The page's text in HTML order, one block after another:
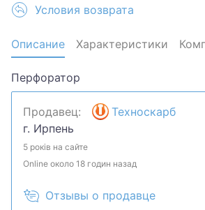
Условия возврата
Описание Характеристики
Перфоратор
Продавец:
Техноскарб
г. Ирпень
5 років на сайте
Online около 18 годин назад
Отзывы о продавце